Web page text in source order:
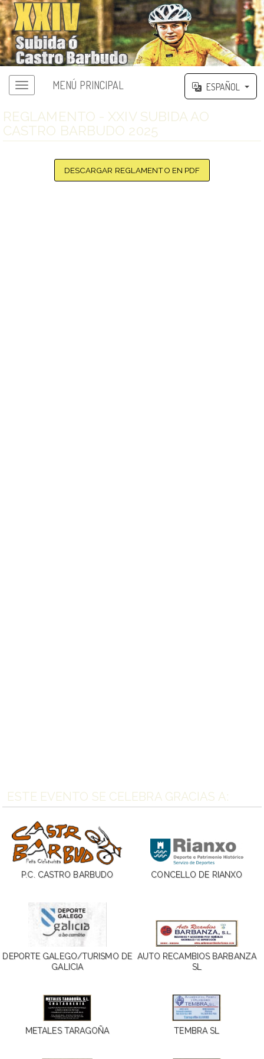
Menú principalMENÚ PRINCIPAL ESPAÑOL
REGLAMENTO - XXIV SUBIDA AO
CASTRO BARBUDO 2025
DESCARGAR REGLAMENTO EN PDF
ESTE EVENTO SE CELEBRA GRACIAS A:
P.C. CASTRO BARBUDO CONCELLO DE RIANXO
DEPORTE GALEGO/TURISMO DE
GALICIA
AUTO RECAMBIOS BARBANZA
SL
METALES TARAGOÑA TEMBRA SL